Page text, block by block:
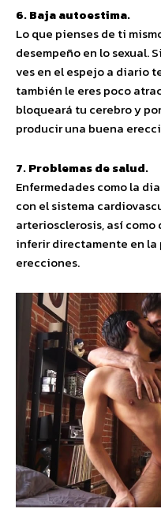
6. Baja autoestima.
Lo que pienses de ti
desempeño en lo sexual.
ves en el espejo a diario
también le eres poco
bloqueará tu cerebro y
producir una buena
7. Problemas de salud.
Enfermedades como la
con el sistema
arteriosclerosis, así
inferir directamente en
erecciones.